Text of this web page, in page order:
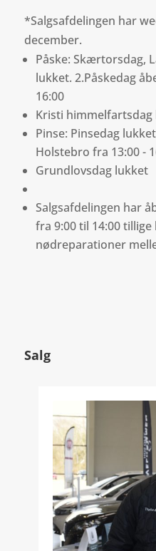
*Salgsafdelingen har
december.
Påske: Skærtorsdag,
lukket. 2.Påskedag
16:00
Kristi himmelfartsdag
Pinse: Pinsedag
Holstebro fra 13:00 -
Grundlovsdag lukket
Salgsafdelingen har
fra 9:00 til 14:00
nødreparationer
Salg